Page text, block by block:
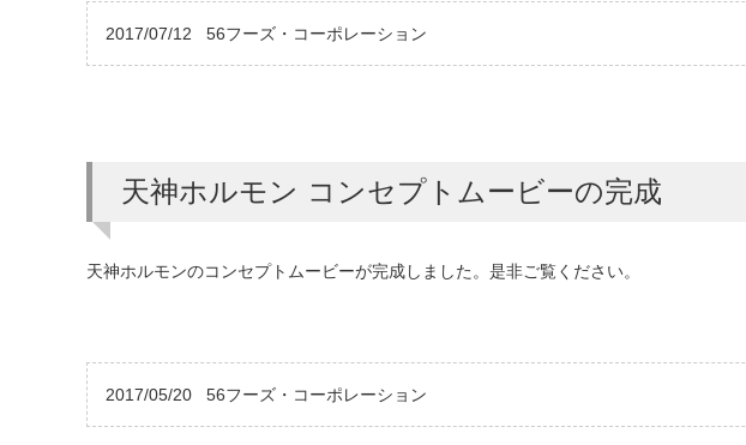
2017/07/12 56フーズ・コーポレーション
天神ホルモン コンセプトムービーの完成
天神ホルモンのコンセプトムービーが完成しました。是非ご覧ください。
2017/05/20 56フーズ・コーポレーション